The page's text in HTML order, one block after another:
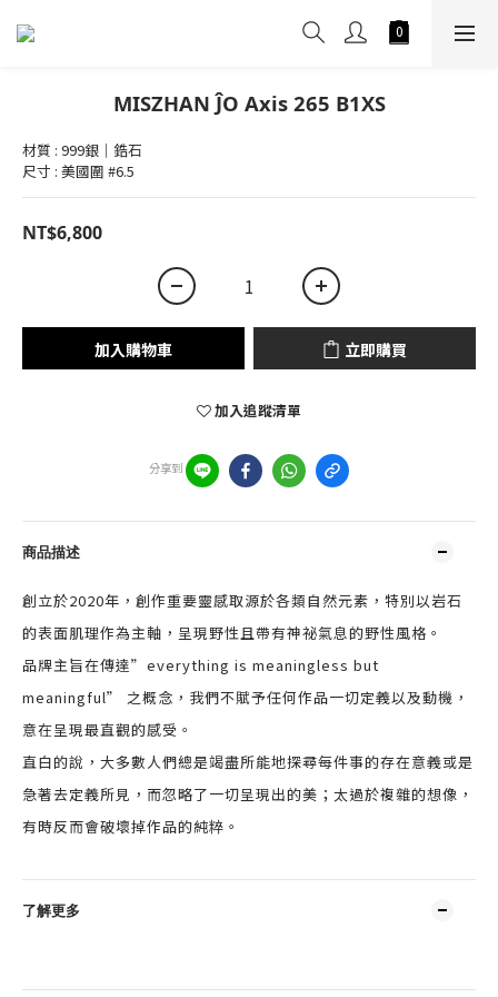
MISZHAN ĴO Axis 265 B1XS
材質 : 999銀｜鋯石
尺寸 : 美國圍 #6.5
NT$6,800
加入購物車 立即購買
加入追蹤清單
分享到
商品描述
創立於2020年，創作重要靈感取源於各類自然元素，特別以岩石
的表面肌理作為主軸，呈現野性且帶有神祕氣息的野性風格。
品牌主旨在傳達”everything is meaningless but
meaningful” 之概念，我們不賦予任何作品一切定義以及動機，
意在呈現最直觀的感受。
直白的說，大多數人們總是竭盡所能地探尋每件事的存在意義或是
急著去定義所見，而忽略了一切呈現出的美；太過於複雜的想像，
有時反而會破壞掉作品的純粹。
了解更多